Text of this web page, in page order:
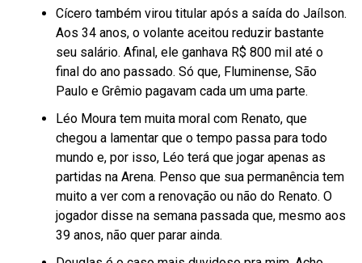
Cícero também virou titular após a saída do Jaílson.
Aos 34 anos, o volante aceitou reduzir bastante
seu salário. Afinal, ele ganhava R$ 800 mil até o
final do ano passado. Só que, Fluminense, São
Paulo e Grêmio pagavam cada um uma parte.
Léo Moura tem muita moral com Renato, que
chegou a lamentar que o tempo passa para todo
mundo e, por isso, Léo terá que jogar apenas as
partidas na Arena. Penso que sua permanência tem
muito a ver com a renovação ou não do Renato. O
jogador disse na semana passada que, mesmo aos
39 anos, não quer parar ainda.